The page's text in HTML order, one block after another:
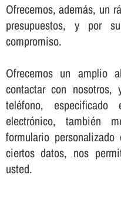
Ofrecemos, además, un
presupuestos, y por
compromiso.
Ofrecemos un amplio
contactar con
teléfono,
electrónico, también
formulario
ciertos datos, nos
usted.